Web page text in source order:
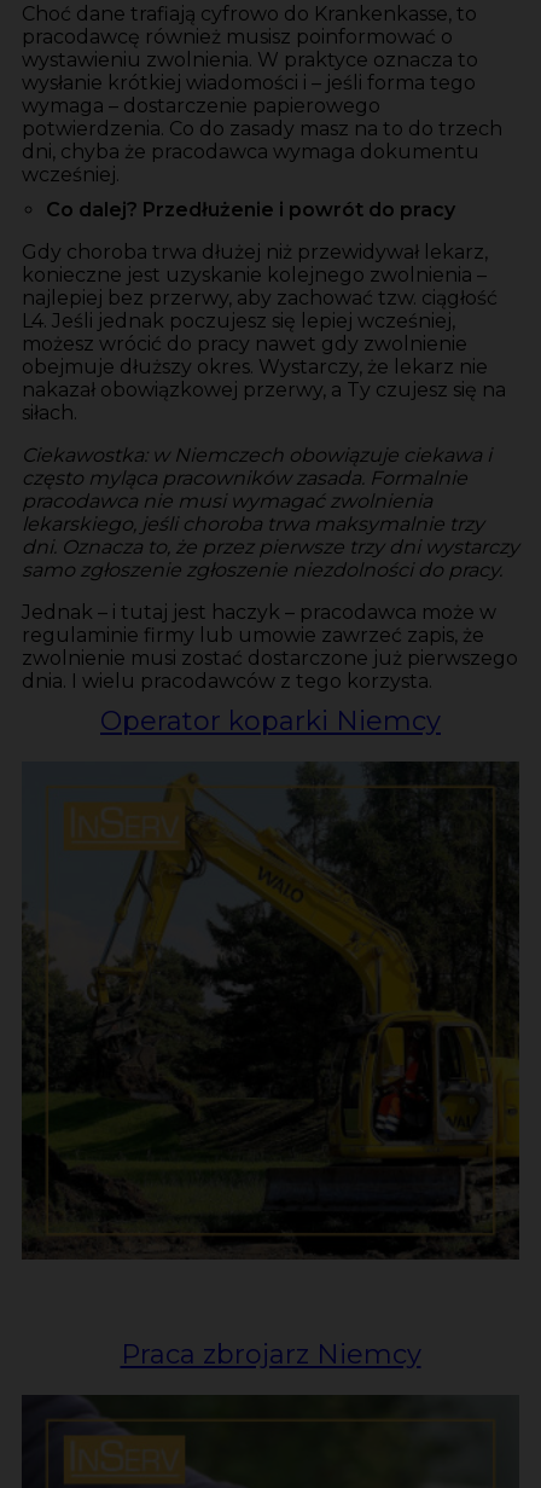
Choć dane trafiają cyfrowo do Krankenkasse, to
pracodawcę również musisz poinformować o
wystawieniu zwolnienia. W praktyce oznacza to
wysłanie krótkiej wiadomości i – jeśli forma tego
wymaga – dostarczenie papierowego
potwierdzenia. Co do zasady masz na to do trzech
dni, chyba że pracodawca wymaga dokumentu
wcześniej.
Co dalej? Przedłużenie i powrót do pracy
Gdy choroba trwa dłużej niż przewidywał lekarz,
konieczne jest uzyskanie kolejnego zwolnienia –
najlepiej bez przerwy, aby zachować tzw. ciągłość
L4. Jeśli jednak poczujesz się lepiej wcześniej,
możesz wrócić do pracy nawet gdy zwolnienie
obejmuje dłuższy okres. Wystarczy, że lekarz nie
nakazał obowiązkowej przerwy, a Ty czujesz się na
siłach.
Ciekawostka: w Niemczech obowiązuje ciekawa i
często myląca pracowników zasada. Formalnie
pracodawca nie musi wymagać zwolnienia
lekarskiego, jeśli choroba trwa maksymalnie trzy
dni. Oznacza to, że przez pierwsze trzy dni wystarczy
samo zgłoszenie zgłoszenie niezdolności do pracy.
Jednak – i tutaj jest haczyk – pracodawca może w
regulaminie firmy lub umowie zawrzeć zapis, że
zwolnienie musi zostać dostarczone już pierwszego
dnia. I wielu pracodawców z tego korzysta.
Operator koparki Niemcy
Praca zbrojarz Niemcy